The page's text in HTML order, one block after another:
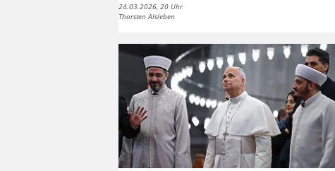
24.03.2026, 20 Uhr
Thorsten Alsleben